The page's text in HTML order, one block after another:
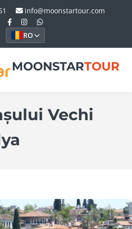
info@moonstartour.com
RO
MOONSTARTOUR
Vechi